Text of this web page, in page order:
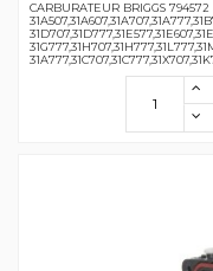
CARBURATEUR BRIGGS